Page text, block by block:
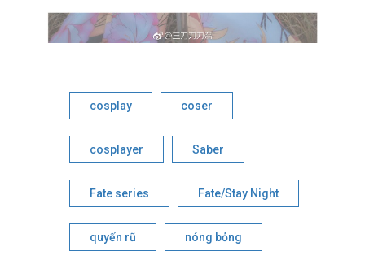
cosplay coser
cosplayer Saber
Fate series Fate/Stay Night
quyến rũ nóng bỏng